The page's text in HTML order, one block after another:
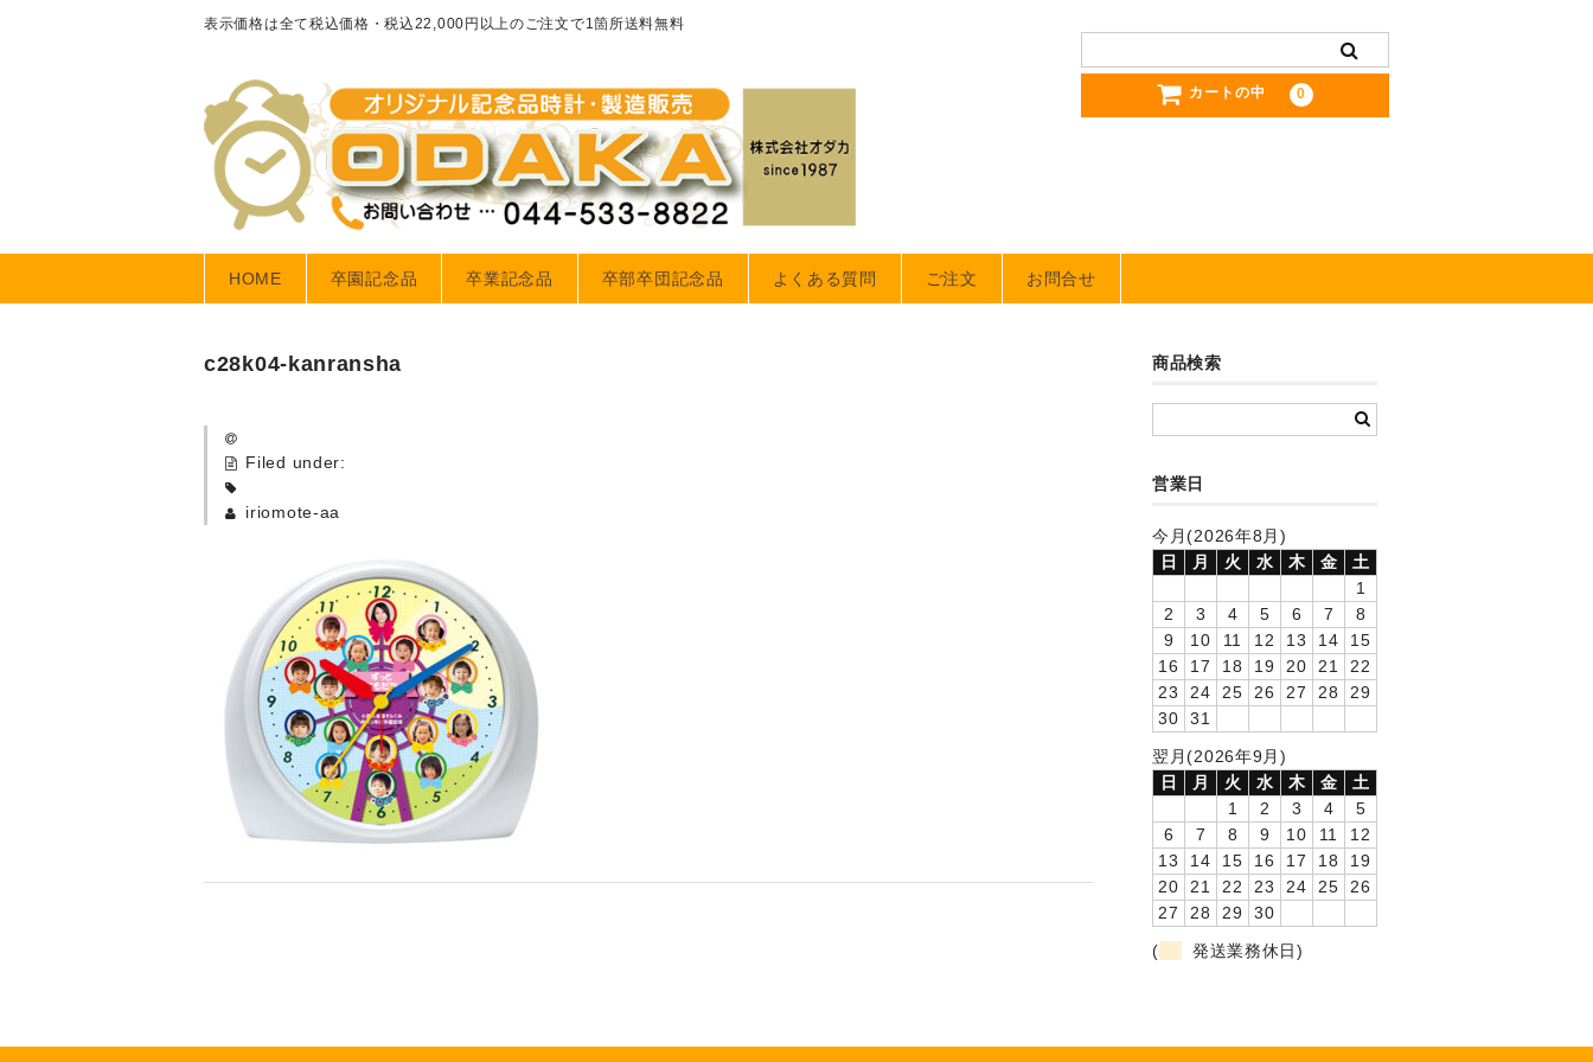
表示価格は全て税込価格・税込22,000円以上のご注文で1箇所送料無料
カートの中 0
HOME 卒園記念品 卒業記念品 卒部卒団記念品 よくある質問 ご注文 お問合せ
c28k04-kanransha
Filed under:
iriomote-aa
商品検索
営業日
今月(2026年8月)
日
月 火 水 木 金
土
1
2
3 4 5 6 7
8
9
10 11 12 13 14
15
16
17 18 19 20 21
22
23
24 25 26 27 28
29
30
31
翌月(2026年9月)
日
月 火 水 木 金
土
1
2 3 4
5
6
7 8 9 10 11
12
13
14 15 16 17 18
19
20
21 22 23 24 25
26
27
28 29
30
(
発送業務休日)